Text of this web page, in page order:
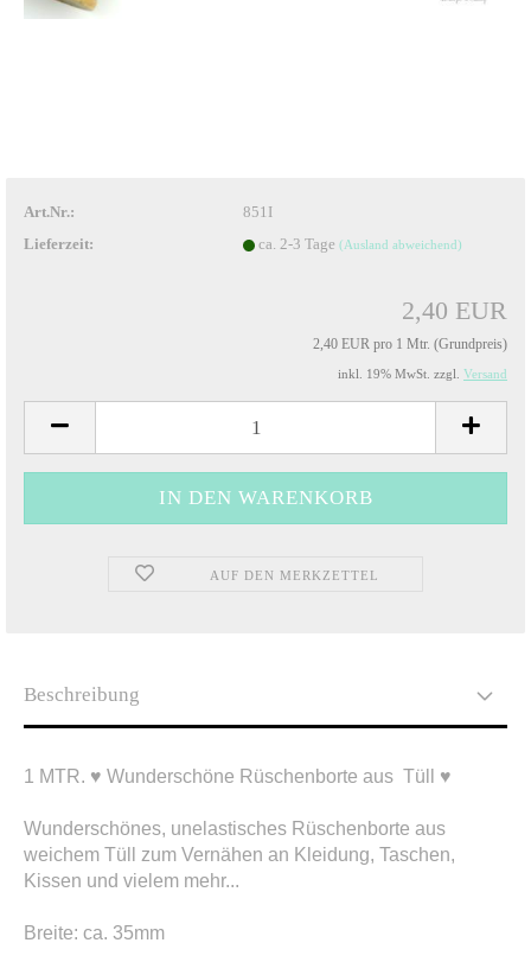
Art.Nr.:
851I
Lieferzeit:
ca. 2-3 Tage (Ausland abweichend)
2,40 EUR
2,40 EUR pro 1 Mtr. (Grundpreis)
inkl. 19% MwSt. zzgl. Versand
AUF DEN MERKZETTEL
Beschreibung
1 MTR. ♥ Wunderschöne Rüschenborte aus Tüll ♥
Wunderschönes, unelastisches Rüschenborte aus
weichem Tüll zum Vernähen an Kleidung, Taschen,
Kissen und vielem mehr...
Breite: ca. 35mm